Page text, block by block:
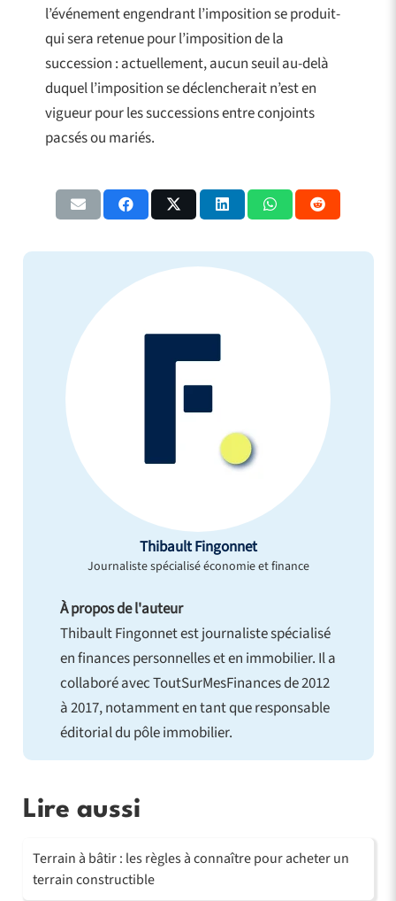
l’événement engendrant l’imposition se produit-
qui sera retenue pour l’imposition de la
succession : actuellement, aucun seuil au-delà
duquel l’imposition se déclencherait n’est en
vigueur pour les successions entre conjoints
pacsés ou mariés.
Thibault Fingonnet
Journaliste spécialisé économie et finance
À propos de l'auteur
Thibault Fingonnet est journaliste spécialisé
en finances personnelles et en immobilier. Il a
collaboré avec ToutSurMesFinances de 2012
à 2017, notamment en tant que responsable
éditorial du pôle immobilier.
Lire aussi
Terrain à bâtir : les règles à connaître pour acheter un
terrain constructible